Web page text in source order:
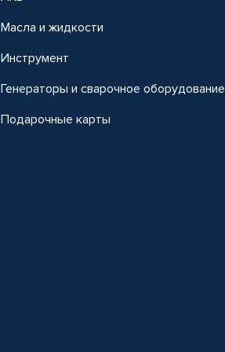
Масла и жидкости
Инструмент
Генераторы и сварочное оборудование
Подарочные карты